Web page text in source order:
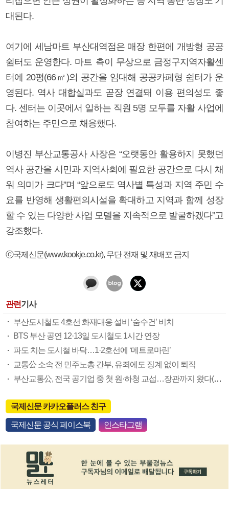
대된다.
여기에 세남마트 부산대역점은 매장 한편에 개방형 공공
쉼터도 운영한다. 마트 측이 무상으로 금정구지역자활센
터에 20평(66㎡)의 공간을 임대해 공공카페형 쉼터가 운
영된다. 역사 대합실과도 곧장 연결돼 이용 편의성도 좋
다. 센터는 이곳에서 일하는 직원 5명 모두를 자활 사업에
참여하는 주민으로 채용했다.
이병진 부산교통공사 사장은 “오랫동안 활용하지 못했던
역사 공간을 시민과 지역사회에 필요한 공간으로 다시 채
워 의미가 크다”며 “앞으로도 역사별 특성과 지역 주민 수
요를 반영해 생활편의시설을 확대하고 지역과 함께 성장
할 수 있는 다양한 사업 모델을 지속적으로 발굴하겠다”고
강조했다.
ⓒ국제신문(www.kookje.co.kr), 무단 전재 및 재배포 금지
관련기사
부산도시철도 4호선 화재대응 설비 ‘숨수건’ 비치
BTS 부산 공연 12·13일 도시철도 1시간 연장
파도 치는 도시철 바닥…1·2호선에 ‘메트로마린’
교통公 소속 전 민주노총 간부, 유죄에도 징계 없이 퇴직
부산교통公, 전국 공기업 중 첫 원·하청 교섭…장관까지 왔다(종합)
국제신문 카카오플러스 친구
국제신문 공식 페이스북 인스타그램